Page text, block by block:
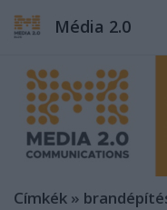
Média 2.0
Címkék »